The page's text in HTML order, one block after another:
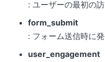
: ユーザーの最初の
form_submit
: フォーム送信時に
user_engagement